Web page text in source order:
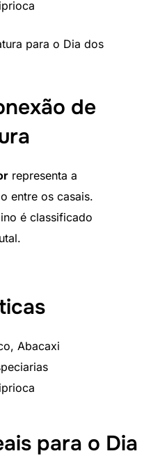
de
representa a
entre os casais.
é classificado
Abacaxi
para o Dia